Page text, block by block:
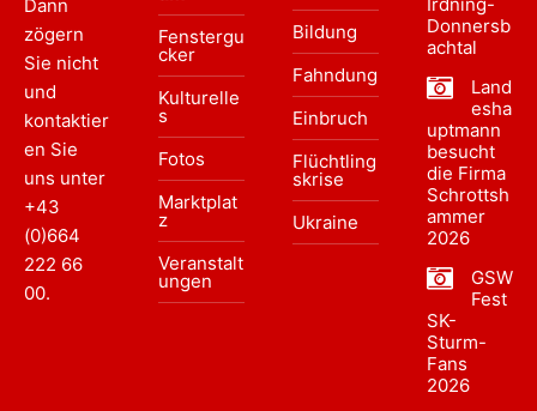
Dann
zögern
Sie nicht
und
kontaktier
en Sie
uns unter
+43
(0)664
222 66
00.
Fenstergu
cker
Kulturelle
s
Fotos
Marktplat
z
Veranstalt
ungen
Bildung
Fahndung
Einbruch
Flüchtling
skrise
Ukraine
Donnersb
achtal
Land
esha
uptmann
besucht
die Firma
Schrottsh
ammer
2026
GSW
Fest
SK-
Sturm-
Fans
2026